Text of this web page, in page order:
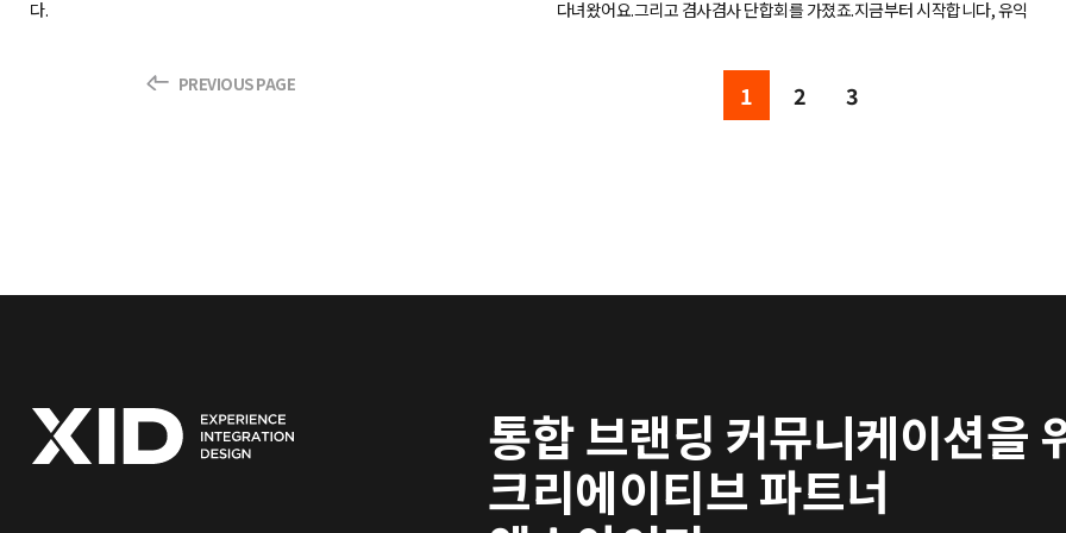
이도 편안했대요~다음으로는 술구경을 좀 했습니다.저희 모두 디자인적으
독특한 부스를 발견했는데요,서랍을 하나씩 열어서 들어있는 디자인 결과
으로 잘라서 써보고 싶었어요.쨔쟌- 우리에게 단비와 같았던 건과일 시식
맘껏 먹으라구 말해주셔서감사했습니다 '어스맨' 화이팅ㅋㅋ물건너왔어
도 친숙한 패턴의 직물과실용만쩜 에코백들시간의직물을 판대요.. 멋져부
러우리중 한명이 보자마자 냅다 구매했던 리빙용품벽시계와 여러 폼의 벽
걸이가 실용적이고 예뻤어요.또 방문한 곳은그립감 좋아보이는친환경 겟
샀던 돼지 등갈비ㅠㅠ제일 맛있었음.. 바베큐에 등뼈는 필수입니다. 이거슨
당" 자 다들 배부를때까지 못들어갑니다 (껄껄) "배부를때까지 못간다는
대표님의 지시가 있었기에저희는 할 수 없이 바베큐장에 밤 늦게까지맛있
게(?) 놀았답니다| 눈빛으로 고기를 굽는 XID 카리스마 권혁태 (대표) |오늘
렇게 멋지고 깔끔한곳이었네요!!이 언니들 진짜 밤샜네요다크서클 가득한
대로 분위기 넘치던 바다향기테마파크!!근데 이 친구는 왜이러는걸까요?정
답을 맞춰보세요~!1. 체력이 남아돌아서2. 밤을 샜는데 체력이 남아돌아서
3. 밤새고 아침밥 안먹었는데 체력이 남아돌아서저는 3번에 한표!^^우리
는 맛있는 점심을 먹을 생각을 하며사진도 많이찍고 놀았지요~인간이란 모
다.
다녀왔어요.그리고 겸사겸사 단합회를 가졌죠.지금부터 시작합니다, 유익
차 출발하는 것임에도 불구하고 공항은 항상 설렘의 장소인 것 같아요.비행
기에 오르기도 전에 심장 박동수가 이미 100은 넘어섰을 듯첫날은 세명만
출발했어요.나머지 한분은 디자인 일정이 빠듯해서 다음날 아침일찍 오시
가 서울에서 비구름을 몰고 갔나봐요. 쉴틈없이 내리더라구요.( 사진은 고
않아도 각자 알아서 역할 분담을 해가며 테이블 세팅을 하고,열띤 토론과함
께 저녁식사를 맛있게 했어요.더 오랫동안 큰그림 이야기를 나누고 싶었지
만 아쉬움의 미덕도 있으니내일 회의때 할 이야기를 조금 남겨둔채제주도
에서의 첫날을 마무리 지었답니다.#둘째날 - 빅픽처를 그리다다음날!!!엑
스아이디에서 야심차게 준비하고있는 빅픽처 프로젝트 회의가 시작되었습
PREVIOUS PAGE 1 2 3
통합 브랜딩 커뮤니케이션을
크리에이티브 파트너